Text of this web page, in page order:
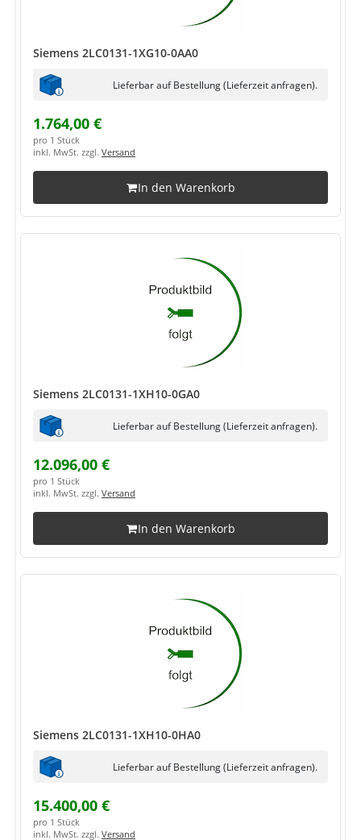
Siemens 2LC0131-1XG10-0AA0
Lieferbar auf Bestellung (Lieferzeit anfragen).
1.764,00 €
pro 1 Stück
inkl. MwSt. zzgl. Versand
In den Warenkorb
Siemens 2LC0131-1XH10-0GA0
Lieferbar auf Bestellung (Lieferzeit anfragen).
12.096,00 €
pro 1 Stück
inkl. MwSt. zzgl. Versand
In den Warenkorb
Siemens 2LC0131-1XH10-0HA0
Lieferbar auf Bestellung (Lieferzeit anfragen).
15.400,00 €
pro 1 Stück
inkl. MwSt. zzgl. Versand